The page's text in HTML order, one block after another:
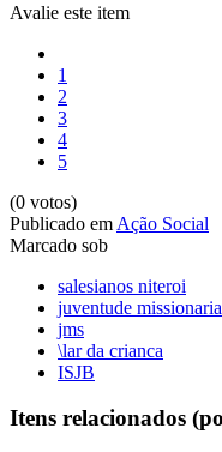
Avalie este item
1
2
3
4
5
(0 votos)
Publicado em Ação Social
Marcado sob
salesianos niteroi
juventude
jms
\lar da crianca
ISJB
Itens relacionados